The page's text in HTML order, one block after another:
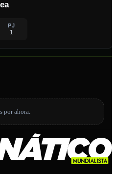
PJ
1
por ahora.